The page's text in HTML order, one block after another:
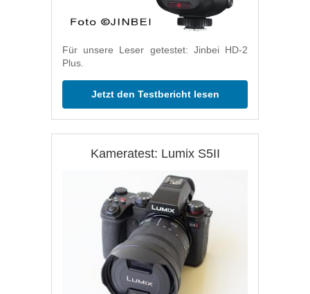
Für unsere Leser getestet: Jinbei HD-2
Plus.
Jetzt den Testbericht lesen
Kameratest: Lumix S5II